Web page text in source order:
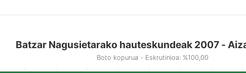
Batzar Nagusietarako hauteskundeak 2007 -
Boto kopurua - Eskrutinioa: %100,00